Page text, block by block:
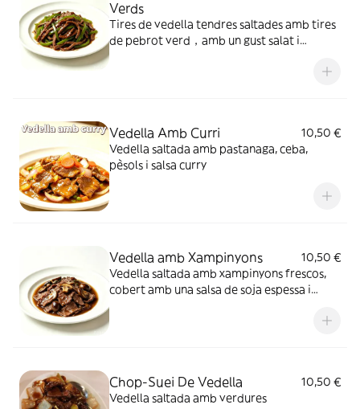
Verds
Tires de vedella tendres saltades amb tires
de pebrot verd，amb un gust salat i
Vedella Amb Curri
10,50 €
Vedella saltada amb pastanaga, ceba,
pèsols i salsa curry
Vedella amb Xampinyons
10,50 €
Vedella saltada amb xampinyons frescos,
cobert amb una salsa de soja espessa i
Chop-Suei De Vedella
10,50 €
Vedella saltada amb verdures